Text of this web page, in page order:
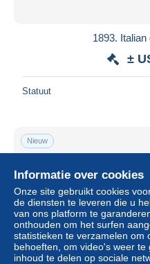
1893.
±
Statuut
Nieuw
Informatie over cookies
Onze site gebruikt cookies
de diensten te leveren die u
van ons platform te
onthouden om het surfen
statistieken te verzamelen om
behoeften, om video's weer
inhoud te delen op sociale